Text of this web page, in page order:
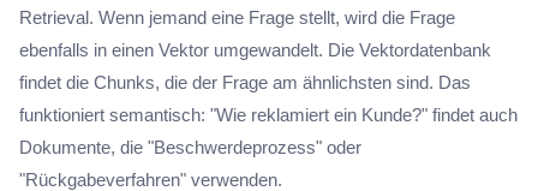
Retrieval. Wenn jemand eine Frage stellt, wird die Frage
ebenfalls in einen Vektor umgewandelt. Die Vektordatenbank
findet die Chunks, die der Frage am ähnlichsten sind. Das
funktioniert semantisch: "Wie reklamiert ein Kunde?" findet auch
Dokumente, die "Beschwerdeprozess" oder
"Rückgabeverfahren" verwenden.